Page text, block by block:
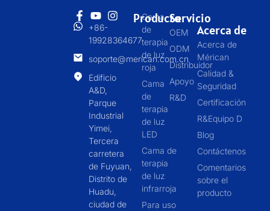
+86-
19928364677
soporte@merican.com.cn
Edificio
A&D,
Parque
Industrial
Yimei,
Tercera
carretera
de Fuyuan,
Distrito de
Huadu,
ciudad de
Producto
Cama
de
terapia
de luz
roja
Cama
de
terapia
de luz
LED
Cama de
terapia
de luz
infrarroja
Para uso
Servicio
OEM
ODM
Distribuidor
Apoyo
R&D
Acerca de
Acerca de
Mérican
Calidad &
Seguridad
Certificación
R&Equipo D
Blog
Contáctenos
Comentarios
sobre el
producto